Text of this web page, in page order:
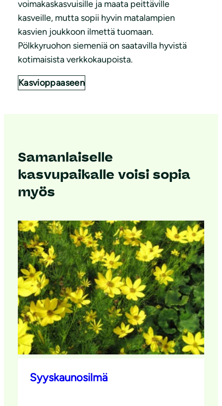
voimakaskasvuisille ja maata peittäville
kasveille, mutta sopii hyvin matalampien
kasvien joukkoon ilmettä tuomaan.
Pölkkyruohon siemeniä on saatavilla hyvistä
kotimaisista verkkokaupoista.
Kasvioppaaseen
Samanlaiselle
kasvupaikalle voisi sopia
myös
Syyskaunosilmä